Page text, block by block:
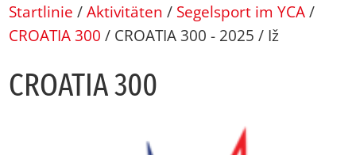
Startlinie /Aktivitäten / Segelsport im YCA/
CROATIA 300 / CROATIA 300 - 2025 / Iž
CROA­TIA 300